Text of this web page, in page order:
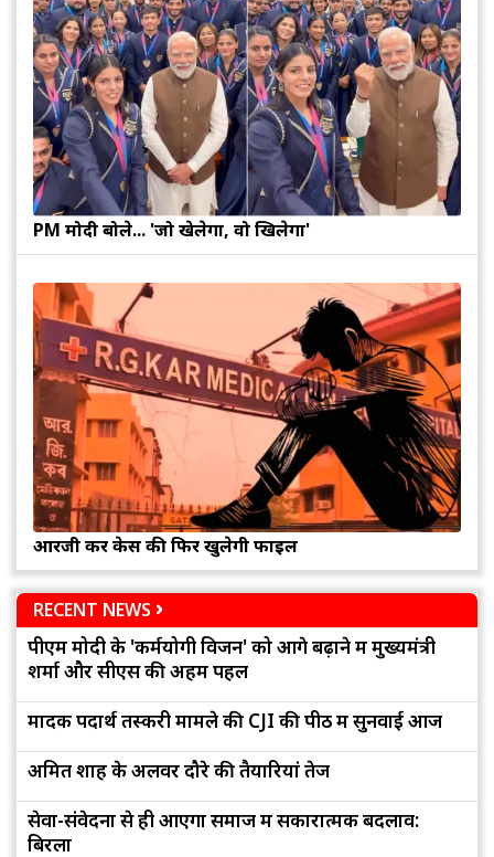
PM मोदी बोले... 'जो खेलेगा, वो खिलेगा'
आरजी कर केस की फिर खुलेगी फाइल
RECENT NEWS
पीएम मोदी के 'कर्मयोगी विजन' को आगे बढ़ाने में मुख्यमंत्री
शर्मा और सीएस की अहम पहल
मादक पदार्थ तस्करी मामले की CJI की पीठ में सुनवाई आज
अमित शाह के अलवर दौरे की तैयारियां तेज
सेवा-संवेदना से ही आएगा समाज में सकारात्मक बदलाव:
बिरला